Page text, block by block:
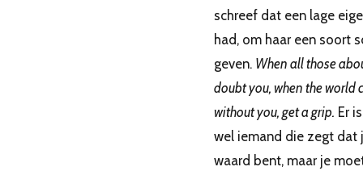
schreef dat een lage
had, om haar een soort
geven. When all those
doubt you, when the world
without you, get a grip. Er
wel iemand die zegt dat
waard bent, maar je